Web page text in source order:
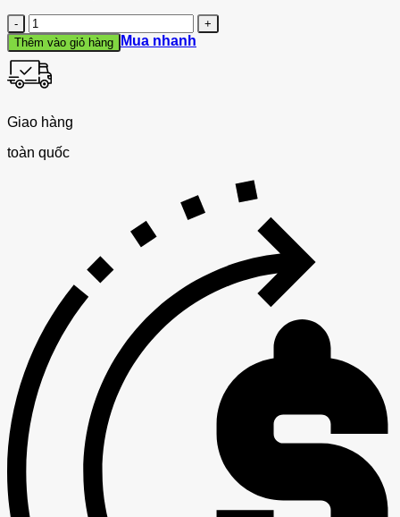
Số
lượng
Thêm vào giỏ hàng Mua nhanh
Giao hàng
toàn quốc